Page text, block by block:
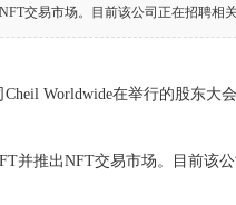
交易市场。目前该公司正在招聘相
Worldwide在举行的股东大
推出NFT交易市场。目前该